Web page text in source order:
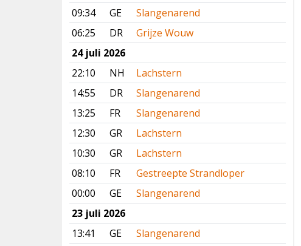
09:34
GE
Slangenarend
06:25
DR
Grijze Wouw
24 juli 2026
22:10
NH
Lachstern
14:55
DR
Slangenarend
13:25
FR
Slangenarend
12:30
GR
Lachstern
10:30
GR
Lachstern
08:10
FR
Gestreepte Strandloper
00:00
GE
Slangenarend
23 juli 2026
13:41
GE
Slangenarend